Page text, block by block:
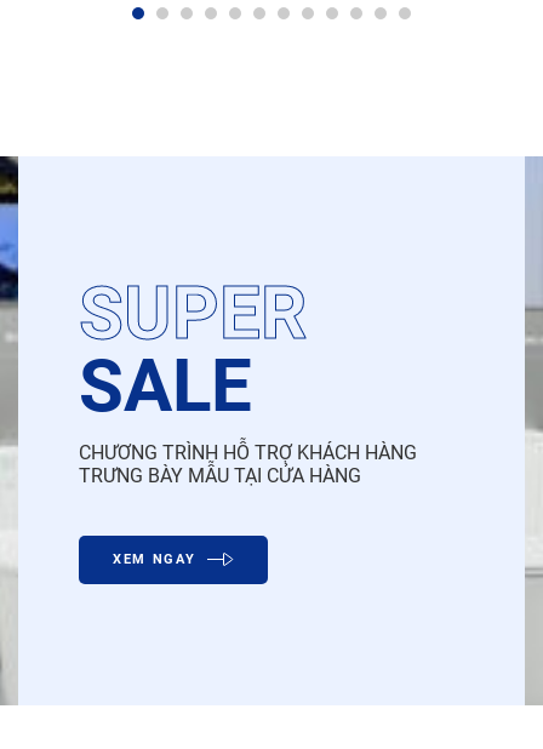
SUPER
SALE
CHƯƠNG TRÌNH HỖ TRỢ KHÁCH HÀNG
TRƯNG BÀY MẪU TẠI CỬA HÀNG
XEM NGAY